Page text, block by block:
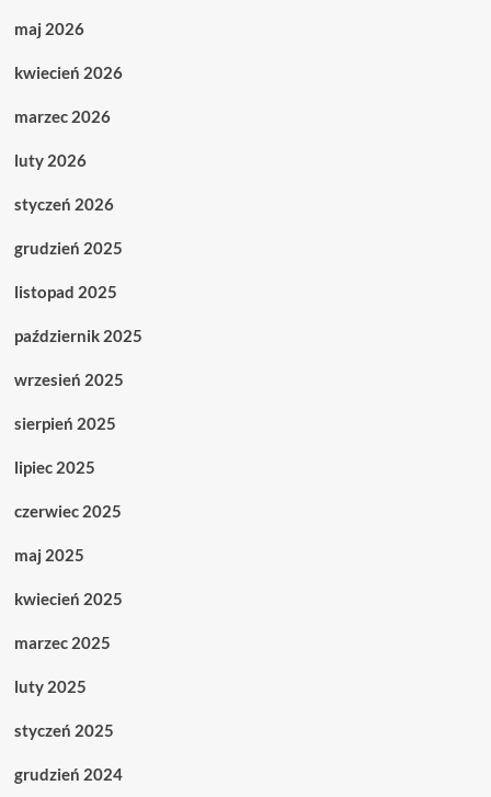
maj 2026
kwiecień 2026
marzec 2026
luty 2026
styczeń 2026
grudzień 2025
listopad 2025
październik 2025
wrzesień 2025
sierpień 2025
lipiec 2025
czerwiec 2025
maj 2025
kwiecień 2025
marzec 2025
luty 2025
styczeń 2025
grudzień 2024